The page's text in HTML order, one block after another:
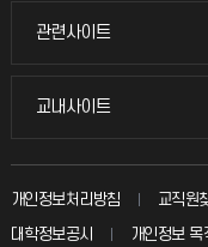
입학안내
묻고 답하기
칭찬마당
관련사이트
관련사이트
국방헬프콜
교내사이트
교내사이트
교수회
교육혁신본부
개인정보처리방침 교직원
대학정보공시
개인정보